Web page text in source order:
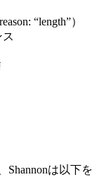
“length”）
Shannonは以下を